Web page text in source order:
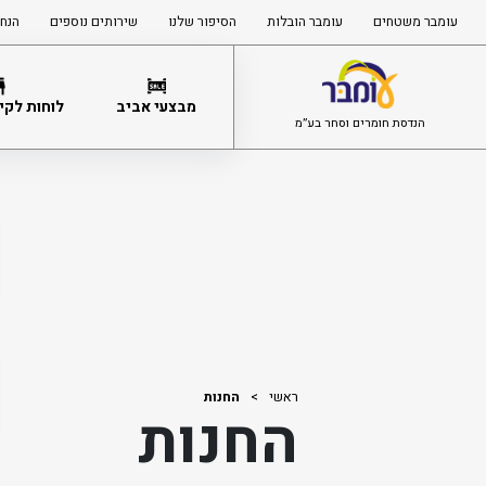
עומבר משטחים עומבר הובלות הסיפור שלנו שירותים נוספים
הנדסת חומרים וסחר בע”מ
מבצעי אביב לוחות
ראשי > החנות
החנות